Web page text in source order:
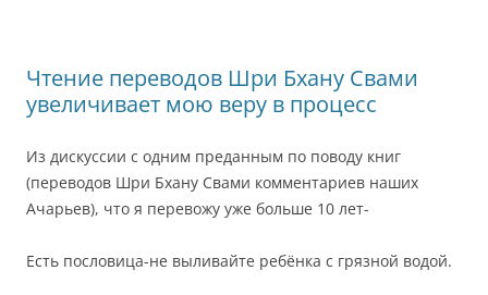
Чтение переводов Шри Бхану Свами
увеличивает мою веру в процесс
Из дискуссии с одним преданным по поводу книг
(переводов Шри Бхану Свами комментариев наших
Ачарьев), что я перевожу уже больше 10 лет-
Есть пословица-не выливайте ребёнка с грязной водой.